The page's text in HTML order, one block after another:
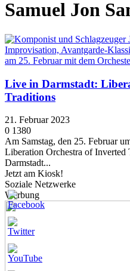
Samuel Jon
Live in Darmstadt:
Traditions
21. Februar 2023
0 1380
Am Samstag, den 25. Februar
Liberation Orchestra of Inverted
Darmstadt...
Jetzt am Kiosk!
Soziale Netzwerke
Werbung